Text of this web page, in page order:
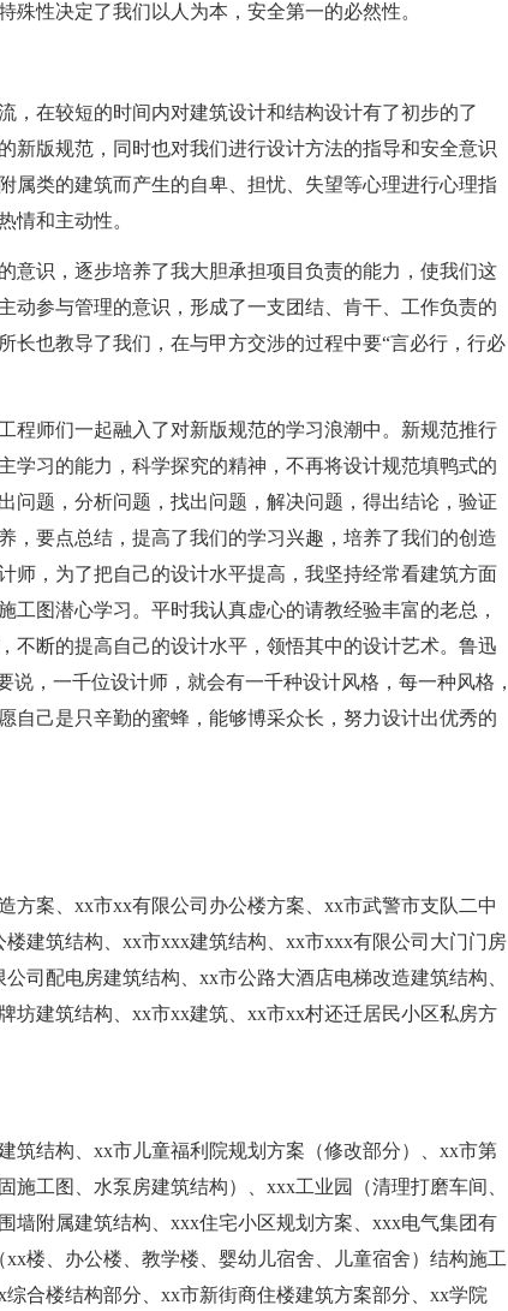
性决定了我们以人为本，安全第一的必然性。
，在较短的时间内对建筑设计和结构设计有了初步的了
新版规范，同时也对我们进行设计方法的指导和安全意识
属类的建筑而产生的自卑、担忧、失望等心理进行心理指
情和主动性。
意识，逐步培养了我大胆承担项目负责的能力，使我们这
动参与管理的意识，形成了一支团结、肯干、工作负责的
长也教导了我们，在与甲方交涉的过程中要“言必行，行必
程师们一起融入了对新版规范的学习浪潮中。新规范推行
学习的能力，科学探究的精神，不再将设计规范填鸭式的
问题，分析问题，找出问题，解决问题，得出结论，验证
，要点总结，提高了我们的学习兴趣，培养了我们的创造
师，为了把自己的设计水平提高，我坚持经常看建筑方面
工图潜心学习。平时我认真虚心的请教经验丰富的老总，
不断的提高自己的设计水平，领悟其中的设计艺术。鲁迅
，一千位设计师，就会有一千种设计风格，每一种风格，
自己是只辛勤的蜜蜂，能够博采众长，努力设计出优秀的
方案、xx市xx有限公司办公楼方案、xx市武警市支队二中
建筑结构、xx市xxx建筑结构、xx市xxx有限公司大门门房
司配电房建筑结构、xx市公路大酒店电梯改造建筑结构、
坊建筑结构、xx市xx建筑、xx市xx村还迁居民小区私房方
筑结构、xx市儿童福利院规划方案（修改部分）、xx市第
工图、水泵房建筑结构）、xxx工业园（清理打磨车间、
墙附属建筑结构、xxx住宅小区规划方案、xxx电气集团有
楼、办公楼、教学楼、婴幼儿宿舍、儿童宿舍）结构施工
合楼结构部分、xx市新街商住楼建筑方案部分、xx学院